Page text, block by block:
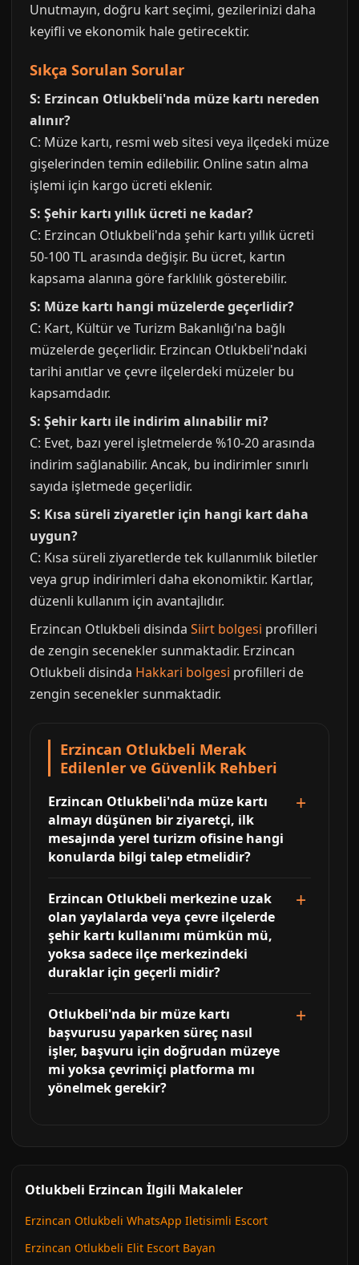
Unutmayın, doğru kart seçimi, gezilerinizi daha
keyifli ve ekonomik hale getirecektir.
Sıkça Sorulan Sorular
S: Erzincan Otlukbeli'nda müze kartı nereden
alınır?
C: Müze kartı, resmi web sitesi veya ilçedeki müze
gişelerinden temin edilebilir. Online satın alma
işlemi için kargo ücreti eklenir.
S: Şehir kartı yıllık ücreti ne kadar?
C: Erzincan Otlukbeli'nda şehir kartı yıllık ücreti
50-100 TL arasında değişir. Bu ücret, kartın
kapsama alanına göre farklılık gösterebilir.
S: Müze kartı hangi müzelerde geçerlidir?
C: Kart, Kültür ve Turizm Bakanlığı'na bağlı
müzelerde geçerlidir. Erzincan Otlukbeli'ndaki
tarihi anıtlar ve çevre ilçelerdeki müzeler bu
kapsamdadır.
S: Şehir kartı ile indirim alınabilir mi?
C: Evet, bazı yerel işletmelerde %10-20 arasında
indirim sağlanabilir. Ancak, bu indirimler sınırlı
sayıda işletmede geçerlidir.
S: Kısa süreli ziyaretler için hangi kart daha
uygun?
C: Kısa süreli ziyaretlerde tek kullanımlık biletler
veya grup indirimleri daha ekonomiktir. Kartlar,
düzenli kullanım için avantajlıdır.
Erzincan Otlukbeli disinda Siirt bolgesi profilleri
de zengin secenekler sunmaktadir. Erzincan
Otlukbeli disinda Hakkari bolgesi profilleri de
zengin secenekler sunmaktadir.
Erzincan Otlukbeli Merak
Edilenler ve Güvenlik Rehberi
Erzincan Otlukbeli'nda müze kartı
almayı düşünen bir ziyaretçi, ilk
mesajında yerel turizm ofisine hangi
konularda bilgi talep etmelidir?
Erzincan Otlukbeli merkezine uzak
olan yaylalarda veya çevre ilçelerde
şehir kartı kullanımı mümkün mü,
yoksa sadece ilçe merkezindeki
duraklar için geçerli midir?
Otlukbeli'nda bir müze kartı
başvurusu yaparken süreç nasıl
işler, başvuru için doğrudan müzeye
mi yoksa çevrimiçi platforma mı
yönelmek gerekir?
Otlukbeli Erzincan İlgili Makaleler
Erzincan Otlukbeli WhatsApp Iletisimli Escort
Erzincan Otlukbeli Elit Escort Bayan